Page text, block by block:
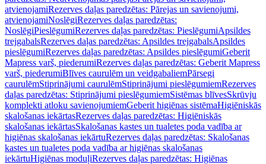
atvienojamiRezerves daļas paredzētas: Pārejas un savienojumi,
atvienojamiNoslēgiRezerves daļas paredzētas:
NoslēgiPieslēgumiRezerves daļas paredzētas: PieslēgumiApsildes
trejgabalsRezerves daļas paredzētas: Apsildes trejgabalsApsildes
pieslēgumiRezerves daļas paredzētas: Apsildes pieslēgumiGeberit
Mapress varš, piederumiRezerves daļas paredzētas: Geberit Mapress
varš, piederumiBlīves caurulēm un veidgabaliemPārsegi
caurulēmStiprinājumi caurulēmStiprinājumi pieslēgumiemRezerves
daļas paredzētas: Stiprinājumi pieslēgumiemSistēmas blīvesSkrūvju
komplekti atloku savienojumiemGeberit higiēnas sistēmaHigiēniskās
skalošanas iekārtasRezerves daļas paredzētas: Higiēniskās
skalošanas iekārtasSkalošanas kastes un tualetes poda vadība ar
higiēnas skalošanas iekārtuRezerves daļas paredzētas: Skalošanas
kastes un tualetes poda vadība ar higiēnas skalošanas
iekārtuHigiēnas moduļiRezerves daļas paredzētas: Higiēnas